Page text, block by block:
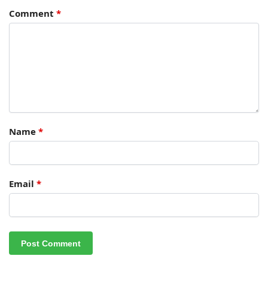
Comment *
Name *
Email *